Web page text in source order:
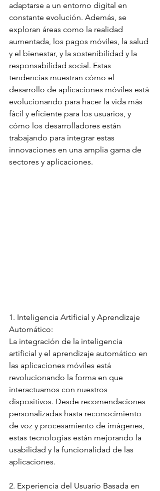
adaptarse a un entorno digital en
constante evolución. Además, se
exploran áreas como la realidad
aumentada, los pagos móviles, la salud
y el bienestar, y la sostenibilidad y la
responsabilidad social. Estas
tendencias muestran cómo el
desarrollo de aplicaciones móviles está
evolucionando para hacer la vida más
fácil y eficiente para los usuarios, y
cómo los desarrolladores están
trabajando para integrar estas
innovaciones en una amplia gama de
sectores y aplicaciones.
1. Inteligencia Artificial y Aprendizaje
Automático:
La integración de la inteligencia
artificial y el aprendizaje automático en
las aplicaciones móviles está
revolucionando la forma en que
interactuamos con nuestros
dispositivos. Desde recomendaciones
personalizadas hasta reconocimiento
de voz y procesamiento de imágenes,
estas tecnologías están mejorando la
usabilidad y la funcionalidad de las
aplicaciones.
2. Experiencia del Usuario Basada en